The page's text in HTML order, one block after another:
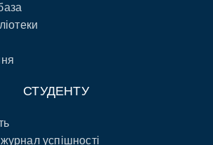
СТУДЕНТУ
успішності